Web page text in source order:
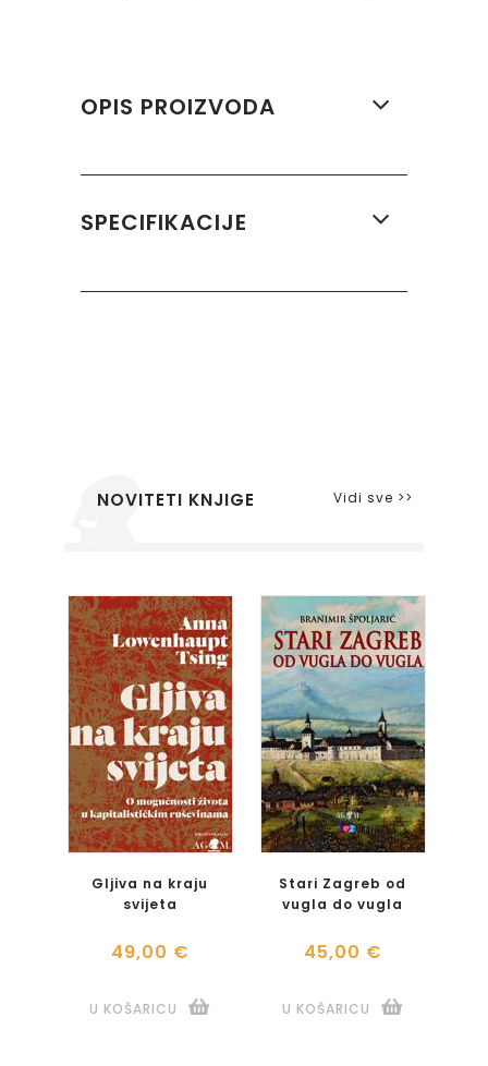
OPIS PROIZVODA
SPECIFIKACIJE
NOVITETI KNJIGE Vidi sve >>
Gljiva na kraju
svijeta
49,00 €
U KOŠARICU
Stari Zagreb od
vugla do vugla
45,00 €
U KOŠARICU